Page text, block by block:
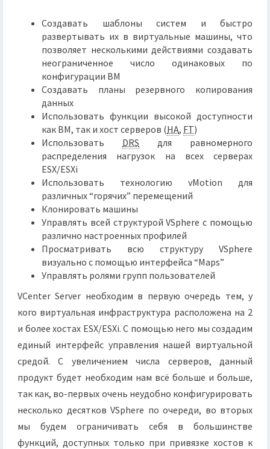
Создавать шаблоны систем и быстро
развертывать их в виртуальные машины, что
позволяет несколькими действиями создавать
неограниченное число одинаковых по
конфигурации ВМ
Создавать планы резервного копирования
данных
Использовать функции высокой доступности
как ВМ, так и хост серверов (HA, FT)
Использовать DRS для равномерного
распределения нагрузок на всех серверах
ESX/ESXi
Использовать технологию vMotion для
различных “горячих” перемещений
Клонировать машины
Управлять всей структурой VSphere с помощью
различно настроенных профилей
Просматривать всю структуру VSphere
визуально с помощью интерфейса “Maps”
Управлять ролями групп пользователей
VCenter Server необходим в первую очередь тем, у
кого виртуальная инфраструктура расположена на 2
и более хостах ESX/ESXi. С помощью него мы создадим
единый интерфейс управления нашей виртуальной
средой. С увеличением числа серверов, данный
продукт будет необходим нам всё больше и больше,
так как, во-первых очень неудобно конфигурировать
несколько десятков VSphere по очереди, во вторых
мы будем ограничивать себя в большинстве
функций, доступных только при привязке хостов к